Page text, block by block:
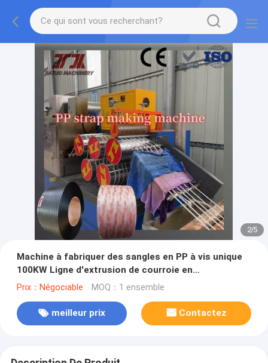
2/5
Machine à fabriquer des sangles en PP à vis unique
100KW Ligne d'extrusion de courroie en
polypropylène avec enrouleur automatique
Prix：Négociable MOQ：1 ensemble
meilleur prix Contactez